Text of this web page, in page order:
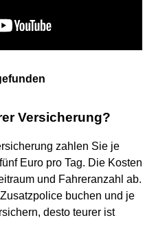
Versicherung?
zahlen Sie je
Euro pro Tag. Die Kosten
und Fahreranzahl ab.
buchen und je
desto teurer ist